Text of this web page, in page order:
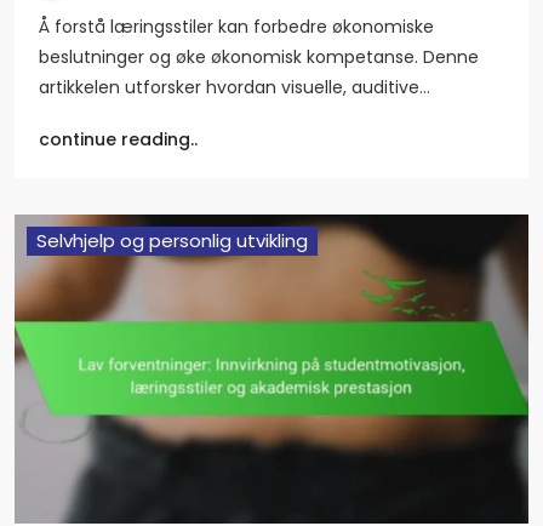
Å forstå læringsstiler kan forbedre økonomiske
beslutninger og øke økonomisk kompetanse. Denne
artikkelen utforsker hvordan visuelle, auditive…
continue reading..
Selvhjelp og personlig utvikling